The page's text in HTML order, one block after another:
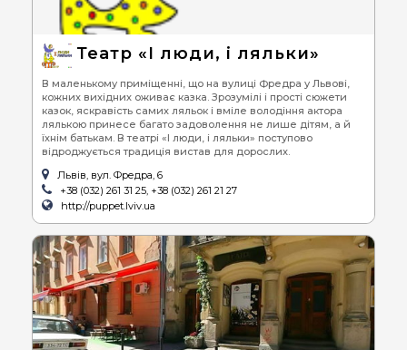
Театр «І люди, і ляльки»
В маленькому приміщенні, що на вулиці Фредра у Львові,
кожних вихідних оживає казка. Зрозумілі і прості сюжети
казок, яскравість самих ляльок і вміле володіння актора
лялькою принесе багато задоволення не лише дітям, а й
їхнім батькам. В театрі «І люди, і ляльки» поступово
відроджується традиція вистав для дорослих.
Львів, вул. Фредра, 6
+38 (032) 261 31 25, +38 (032) 261 21 27
http://puppet.lviv.ua